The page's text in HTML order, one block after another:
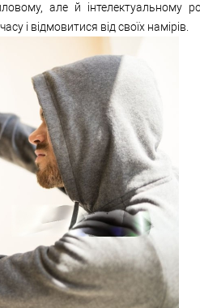
але й інтелектуальному
і відмовитися від своїх намірів.